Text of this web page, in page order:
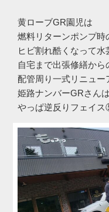
黄ローブGR園児は
燃料リターンポンプ時
ヒビ割れ酷くなって水
自宅まで出張修繕から
配管周り一式リニュー
姫路ナンバーGRさん
やっぱ逆反りフェイ